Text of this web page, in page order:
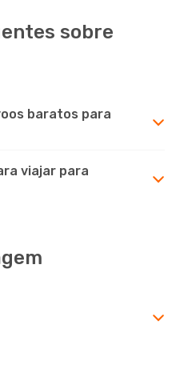
sobre
baratos para
viajar para